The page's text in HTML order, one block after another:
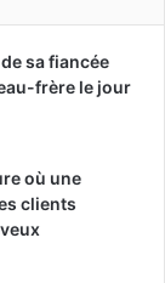
sa fiancée
frère le jour
où une
clients